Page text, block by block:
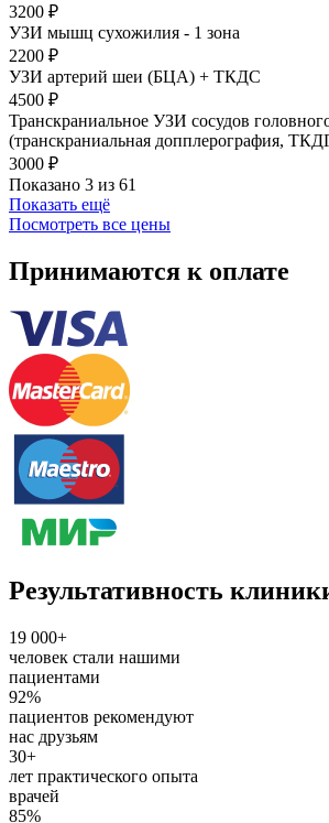
3200 ₽
УЗИ мышц сухожилия - 1 зона
2200 ₽
УЗИ артерий шеи (БЦА) + ТКДС
4500 ₽
Транскраниальное УЗИ сосудов
(транскраниальная допплерография,
3000 ₽
Показано 3 из 61
Показать ещё
Посмотреть все цены
Принимаются к оплате
Результативность
19 000+
человек стали нашими
пациентами
92%
пациентов рекомендуют
нас друзьям
30+
лет практического опыта
врачей
85%